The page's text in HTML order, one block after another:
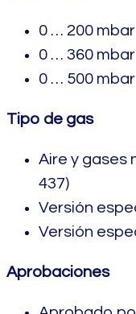
0 … 200 mbar
0 … 360 mbar
0 … 500 mbar
Tipo de gas
Aire y gases
437)
Versión
Versión
Aprobaciones